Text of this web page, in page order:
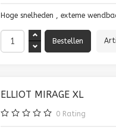
Hoge snelheden , exteme
ELLIOT MIRAGE XL
0 Rating